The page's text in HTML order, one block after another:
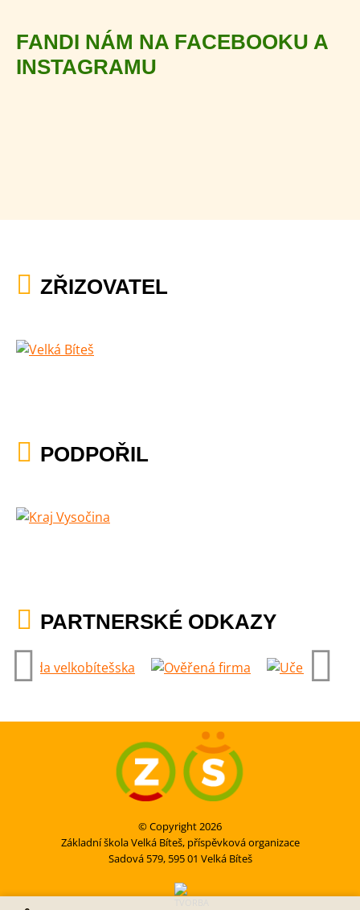
FANDI NÁM NA FACEBOOKU A
INSTAGRAMU
ZŘIZOVATEL
PODPOŘIL
PARTNERSKÉ ODKAZY
© Copyright 2026
Základní škola Velká Bíteš, příspěvková organizace
Sadová 579, 595 01 Velká Bíteš